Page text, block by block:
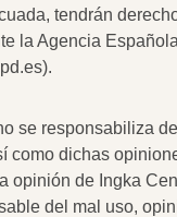
tendrán
la Agencia
se responsabiliza
como dichas
opinión de Ingka
del mal uso,